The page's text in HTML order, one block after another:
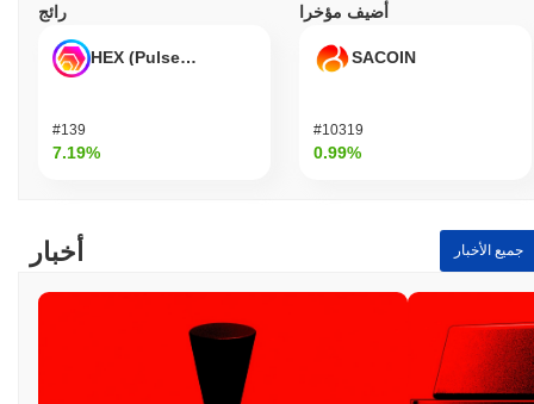
رائج
HEX (Pulsechain)
#139
7.19%
أضيف مؤخرا
SACOIN
#10319
0.99%
أخبار جميع الأخبار